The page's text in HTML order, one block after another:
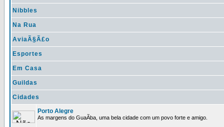
Nibbles
Na Rua
AviaÃ§Ã£o
Esportes
Em Casa
Guildas
Cidades
Porto Alegre
As margens do GuaÃ­ba, uma bela cidade com um povo forte e amigo.